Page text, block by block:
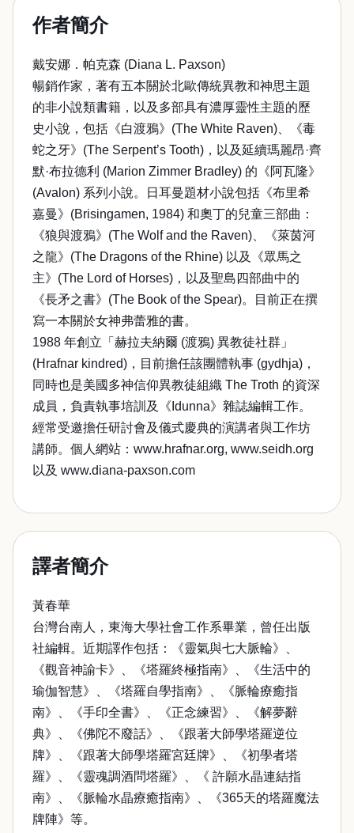
作者簡介
戴安娜．帕克森 (Diana L. Paxson)
暢銷作家，著有五本關於北歐傳統異教和神思主題
的非小說類書籍，以及多部具有濃厚靈性主題的歷
史小說，包括《白渡鴉》(The White Raven)、《毒
蛇之牙》(The Serpent’s Tooth)，以及延續瑪麗昂·齊
默·布拉德利 (Marion Zimmer Bradley) 的《阿瓦隆》
(Avalon) 系列小說。日耳曼題材小說包括《布里希
嘉曼》(Brisingamen, 1984) 和奧丁的兒童三部曲：
《狼與渡鴉》(The Wolf and the Raven)、《萊茵河
之龍》(The Dragons of the Rhine) 以及《眾馬之
主》(The Lord of Horses)，以及聖島四部曲中的
《長矛之書》(The Book of the Spear)。目前正在撰
寫一本關於女神弗蕾雅的書。
1988 年創立「赫拉夫納爾 (渡鴉) 異教徒社群」
(Hrafnar kindred)，目前擔任該團體執事 (gydhja)，
同時也是美國多神信仰異教徒組織 The Troth 的資深
成員，負責執事培訓及《Idunna》雜誌編輯工作。
經常受邀擔任研討會及儀式慶典的演講者與工作坊
講師。個人網站：www.hrafnar.org, www.seidh.org
以及 www.diana-paxson.com
譯者簡介
黃春華
台灣台南人，東海大學社會工作系畢業，曾任出版
社編輯。近期譯作包括：《靈氣與七大脈輪》、
《觀音神諭卡》、《塔羅終極指南》、《生活中的
瑜伽智慧》、《塔羅自學指南》、《脈輪療癒指
南》、《手印全書》、《正念練習》、《解夢辭
典》、《佛陀不廢話》、《跟著大師學塔羅逆位
牌》、《跟著大師學塔羅宮廷牌》、《初學者塔
羅》、《靈魂調酒問塔羅》、《 許願水晶連結指
南》、《脈輪水晶療癒指南》、《365天的塔羅魔法
牌陣》等。